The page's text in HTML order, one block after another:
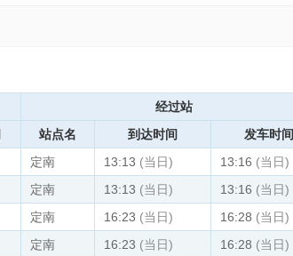
经过站
站点名 到达时间 发车时间
定南 13:13 (当日) 13:16 (当日)
定南 13:13 (当日) 13:16 (当日)
定南 16:23 (当日) 16:28 (当日)
定南 16:23 (当日) 16:28 (当日)